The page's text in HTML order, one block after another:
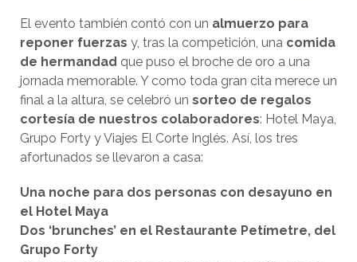
El evento también contó con un almuerzo para
reponer fuerzas y, tras la competición, una comida
de hermandad que puso el broche de oro a una
jornada memorable. Y como toda gran cita merece un
final a la altura, se celebró un sorteo de regalos
cortesía de nuestros colaboradores: Hotel Maya,
Grupo Forty y Viajes El Corte Inglés. Así, los tres
afortunados se llevaron a casa:
Una noche para dos personas con desayuno en
el Hotel Maya
Dos ‘brunches’ en el Restaurante Petímetre, del
Grupo Forty